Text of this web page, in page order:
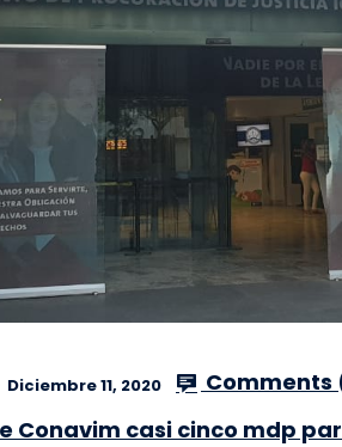
Diciembre 11, 2020 Comments
Conavim casi cinco mdp